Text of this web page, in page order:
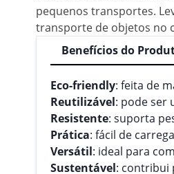
pequenos transportes.
transporte de objetos no
Benefícios do
Eco-friendly: feita de
Reutilizável: pode ser
Resistente: suporta
Prática: fácil de
Versátil: ideal para
Sustentável: contribui